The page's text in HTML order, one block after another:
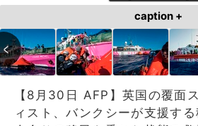
caption +
【8月30日 AFP】英国の覆面
ィスト、バンクシーが支援す